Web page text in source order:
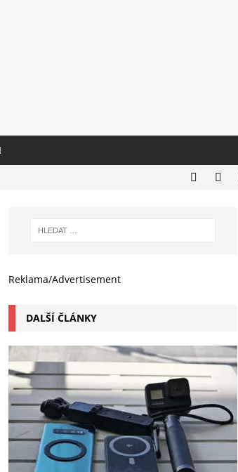
Reklama/Advertisement
DALŠÍ ČLÁNKY